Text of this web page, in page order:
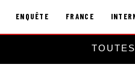
ENQUÊTE FRANCE